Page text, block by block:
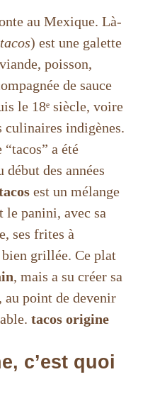
au Mexique. Là-
tacos) est une galette
poisson,
de sauce
le 18ᵉ siècle, voire
culinaires indigènes.
a été
des années
est un mélange
le panini, avec sa
ses frites à
grillée. Ce plat
, mais a su créer sa
point de devenir
tacos origine
c’est quoi